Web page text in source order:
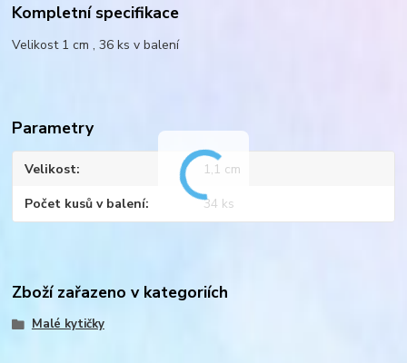
Kompletní specifikace
Velikost 1 cm , 36 ks v balení
Parametry
Velikost 1,1 cm
Počet kusů v balení 34 ks
Zboží zařazeno v kategoriích
Malé kytičky